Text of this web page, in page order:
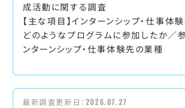
成活動に関する調査
【主な項目】インターンシップ・仕事体
どのようなプログラムに参加したか／
ンターンシップ・仕事体験先の業種
最新調査更新日： 2026.07.27